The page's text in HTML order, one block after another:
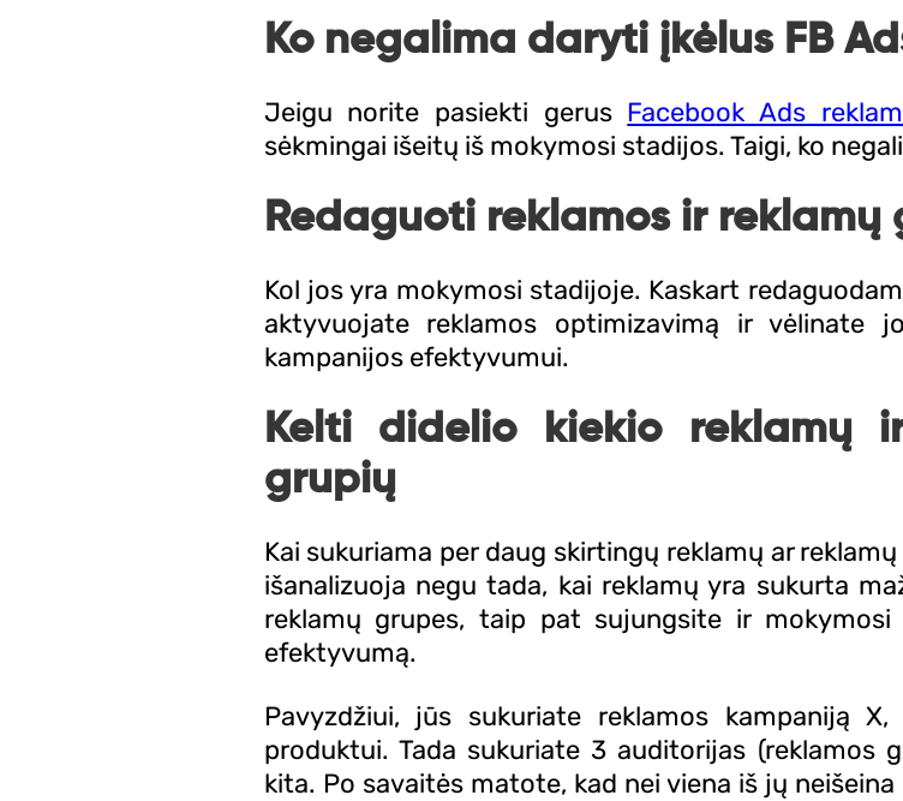
Ko negalima daryti įkėlus FB
Jeigu norite pasiekti gerus Facebook Ads
sėkmingai išeitų iš mokymosi stadijos. Taigi, ko
Redaguoti reklamos ir reklamų
Kol jos yra mokymosi stadijoje. Kaskart
aktyvuojate reklamos optimizavimą ir vėlinate
kampanijos efektyvumui.
Kelti didelio kiekio reklamų
grupių
Kai sukuriama per daug skirtingų reklamų ar
išanalizuoja negu tada, kai reklamų yra sukurta
reklamų grupes, taip pat sujungsite ir
efektyvumą.
Pavyzdžiui, jūs sukuriate reklamos kampaniją
produktui. Tada sukuriate 3 auditorijas (reklamos
kita. Po savaitės matote, kad nei viena iš jų